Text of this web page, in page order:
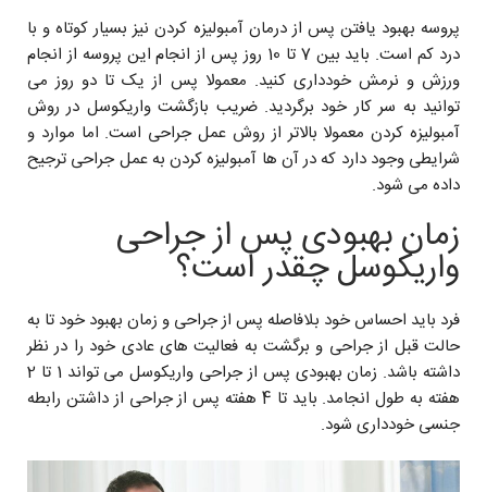
پروسه بهبود یافتن پس از درمان آمبولیزه کردن نیز بسیار کوتاه و با
درد کم است. باید بین 7 تا 10 روز پس از انجام این پروسه از انجام
ورزش و نرمش خودداری کنید. معمولا پس از یک تا دو روز می
توانید به سر کار خود برگردید. ضریب بازگشت واریکوسل در روش
آمبولیزه کردن معمولا بالاتر از روش عمل جراحی است. اما موارد و
شرایطی وجود دارد که در آن ها آمبولیزه کردن به عمل جراحی ترجیح
داده می شود.
زمان بهبودی پس از جراحی
واریکوسل چقدر است؟
فرد باید احساس خود بلافاصله پس از جراحی و زمان بهبود خود تا به
حالت قبل از جراحی و برگشت به فعالیت های عادی خود را در نظر
داشته باشد. زمان بهبودی پس از جراحی واریکوسل می تواند 1 تا 2
هفته به طول انجامد. باید تا 4 هفته پس از جراحی از داشتن رابطه
جنسی خودداری شود.